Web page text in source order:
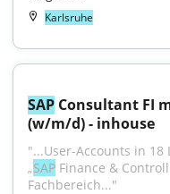
Karlsruhe
SAP Consultant FI
(w/m/d) - inhouse
"...User-Accounts in 18
„SAP Finance &
Fachbereich..."